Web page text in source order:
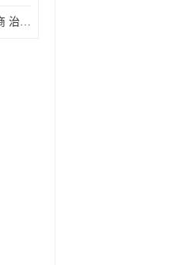
梭梭苗产地 梭梭苗供应商 治沙造林梭梭种苗 自产自销